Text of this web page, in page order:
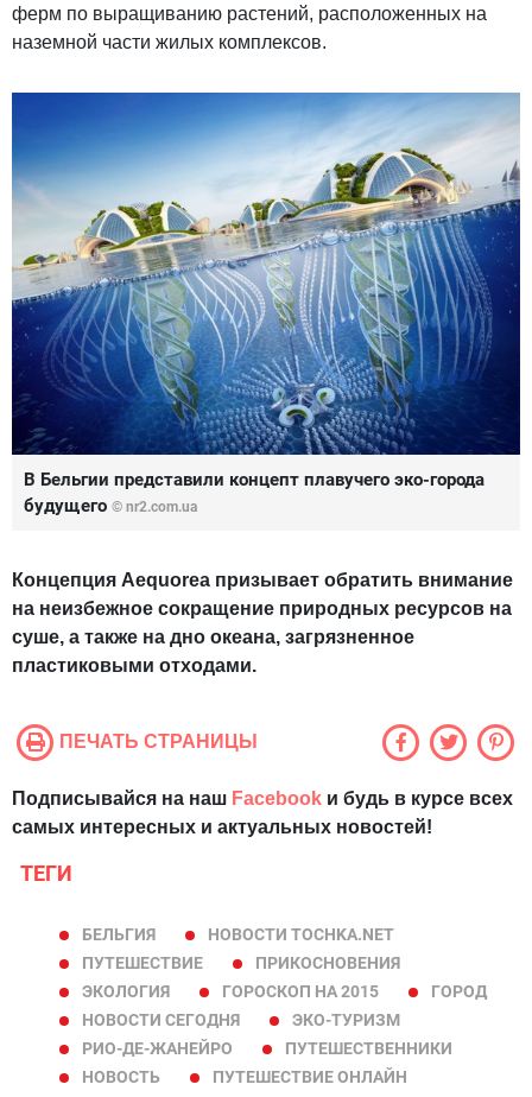
ферм по выращиванию растений, расположенных на
наземной части жилых комплексов.
В Бельгии представили концепт плавучего эко-города
будущего © nr2.com.ua
Концепция Aequorea призывает обратить внимание
на неизбежное сокращение природных ресурсов на
суше, а также на дно океана, загрязненное
пластиковыми отходами.
ПЕЧАТЬ СТРАНИЦЫ
Подписывайся на наш Facebook и будь в курсе всех
самых интересных и актуальных новостей!
ТЕГИ
БЕЛЬГИЯ
НОВОСТИ TOCHKA.NET
ПУТЕШЕСТВИЕ
ПРИКОСНОВЕНИЯ
ЭКОЛОГИЯ
ГОРОСКОП НА 2015
ГОРОД
НОВОСТИ СЕГОДНЯ
ЭКО-ТУРИЗМ
РИО-ДЕ-ЖАНЕЙРО
ПУТЕШЕСТВЕННИКИ
НОВОСТЬ
ПУТЕШЕСТВИЕ ОНЛАЙН